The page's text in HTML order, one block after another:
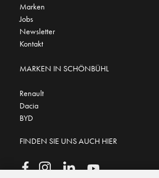
Marken
Jobs
Newsletter
Kontakt
MARKEN IN SCHÖNBÜHL
Renault
Dacia
BYD
FINDEN SIE UNS AUCH HIER